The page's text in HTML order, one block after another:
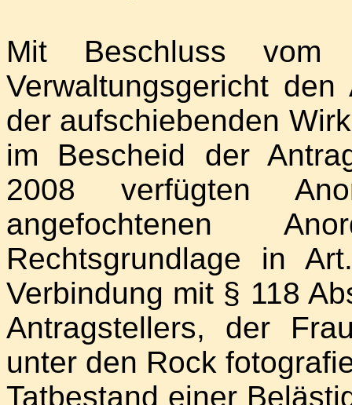
Mit Beschluss
Verwaltungsgericht
der aufschiebenden
im Bescheid der
2008 verfügten
angefochtenen
Rechtsgrundlage in
Verbindung mit § 118
Antragstellers, der
unter den Rock
Tatbestand einer